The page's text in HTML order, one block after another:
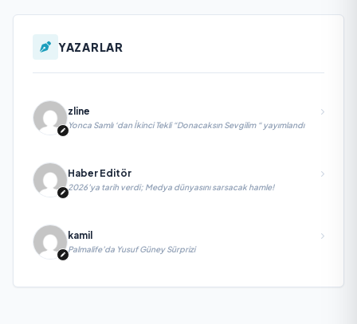
YAZARLAR
zline
Yonca Samlı ‘dan İkinci Tekli “Donacaksın Sevgilim “ yayımlandı
Haber Editör
2026’ya tarih verdi; Medya dünyasını sarsacak hamle!
kamil
Palmalife’da Yusuf Güney Sürprizi